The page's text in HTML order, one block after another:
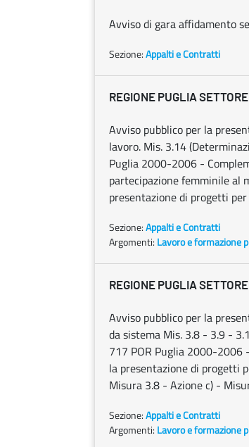
Avviso di gara affidamento
Sezione:Appalti e Contratti
REGIONE PUGLIA
Avviso pubblico per la
lavoro. Mis. 3.14
Puglia 2000-2006 -
partecipazione femminile al
presentazione di progetti
Sezione:Appalti e Contratti
Argomenti: Lavoro e formazione
REGIONE PUGLIA
Avviso pubblico per la
da sistema Mis. 3.8 - 3.9 -
717 POR Puglia 2000-2006
la presentazione di progetti
Misura 3.8 - Azione c) -
Sezione:Appalti e Contratti
Argomenti: Lavoro e formazione